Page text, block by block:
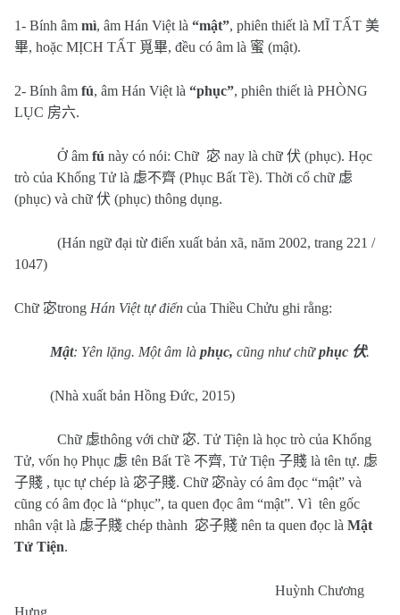
1- Bính âm mì, âm Hán Việt là “mật”, phiên thiết là MĨ TẤT 美
畢, hoặc MỊCH TẤT 覓畢, đều có âm là 蜜 (mật).
2- Bính âm fú, âm Hán Việt là “phục”, phiên thiết là PHÒNG
LỤC 房六.
Ở âm fú này có nói: Chữ 宓 nay là chữ 伏 (phục). Học
trò của Khổng Tử là 虙不齊 (Phục Bất Tề). Thời cổ chữ 虙
(phục) và chữ 伏 (phục) thông dụng.
(Hán ngữ đại từ điển xuất bản xã, năm 2002, trang 221 /
1047)
Chữ 宓trong Hán Việt tự điển của Thiều Chửu ghi rằng:
Mật: Yên lặng. Một âm là phục, cũng như chữphục 伏.
(Nhà xuất bản Hồng Đức, 2015)
Chữ 虙thông với chữ 宓. Tử Tiện là học trò của Khổng
Tử, vốn họ Phục 虙 tên Bất Tề 不齊, Tử Tiện 子賤 là tên tự. 虙
子賤 , tục tự chép là 宓子賤. Chữ 宓này có âm đọc “mật” và
cũng có âm đọc là “phục”, ta quen đọc âm “mật”. Vì tên gốc
nhân vật là 虙子賤 chép thành 宓子賤 nên ta quen đọc là Mật
Tử Tiện.
Huỳnh Chương